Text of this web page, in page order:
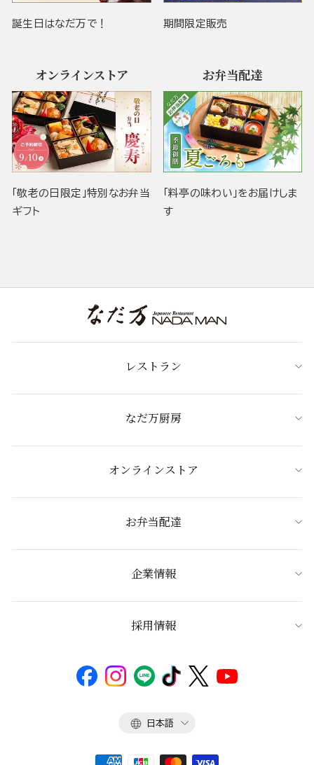
誕生日はなだ万で！ 期間限定販売
オンラインストア
「敬老の日限定」特別なお弁当
ギフト
お弁当配達
「料亭の味わい」をお届けしま
す
レストラン
なだ万厨房
オンラインストア
お弁当配達
企業情報
採用情報
言
日本語